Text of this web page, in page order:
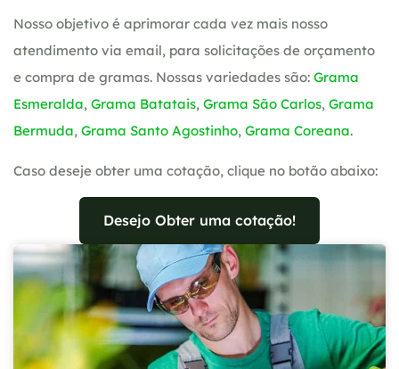
Nosso objetivo é aprimorar cada vez mais nosso
atendimento via email, para solicitações de orçamento
e compra de gramas. Nossas variedades são: Grama
Esmeralda, Grama Batatais, Grama São Carlos, Grama
Bermuda, Grama Santo Agostinho, Grama Coreana.
Caso deseje obter uma cotação, clique no botão abaixo:
Desejo Obter uma cotação!